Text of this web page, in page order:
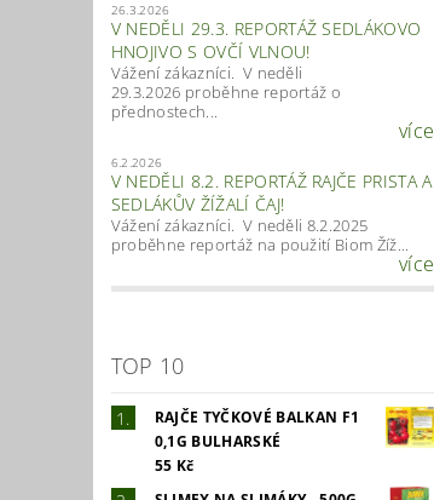
26.3.2026
V NEDĚLI 29.3. REPORTÁŽ SEDLÁKOVO
HNOJIVO S OVČÍ VLNOU!
Vážení zákazníci. V neděli
29.3.2026 proběhne reportáž o
přednostech...
více
6.2.2026
V NEDĚLI 8.2. REPORTÁŽ RAJČE PRISTA A
SEDLÁKŮV ŽÍŽALÍ ČAJ!
Vážení zákazníci. V neděli 8.2.2025
proběhne reportáž na použití Biom Žíž...
více
TOP 10
RAJČE TYČKOVÉ BALKAN F1
0,1G BULHARSKÉ
55 Kč